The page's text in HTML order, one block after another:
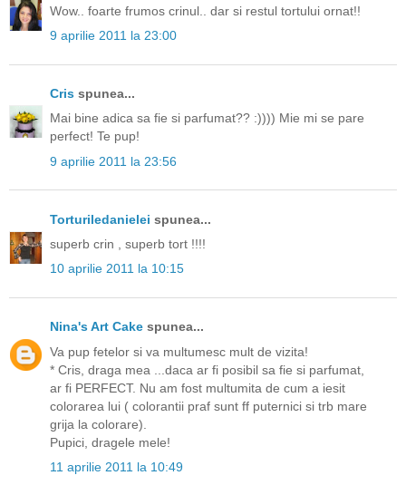
Wow.. foarte frumos crinul.. dar si restul tortului ornat!!
9 aprilie 2011 la 23:00
Cris spunea...
Mai bine adica sa fie si parfumat?? :)))) Mie mi se pare
perfect! Te pup!
9 aprilie 2011 la 23:56
Torturiledanielei spunea...
superb crin , superb tort !!!!
10 aprilie 2011 la 10:15
Nina's Art Cake spunea...
Va pup fetelor si va multumesc mult de vizita!
* Cris, draga mea ...daca ar fi posibil sa fie si parfumat,
ar fi PERFECT. Nu am fost multumita de cum a iesit
colorarea lui ( colorantii praf sunt ff puternici si trb mare
grija la colorare).
Pupici, dragele mele!
11 aprilie 2011 la 10:49